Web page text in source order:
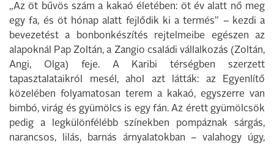
„Az öt bűvös szám a kakaó életében: öt év alatt nő meg
egy fa, és öt hónap alatt fejlődik ki a termés” – kezdi a
bevezetést a bonbonkészítés rejtelmeibe egészen az
alapoknál Pap Zoltán, a Zangio családi vállalkozás (Zoltán,
Angi, Olga) feje. A Karibi térségben szerzett
tapasztalataikról mesél, ahol azt látták: az Egyenlítő
közelében folyamatosan terem a kakaó, egyszerre van
bimbó, virág és gyümölcs is egy fán. Az érett gyümölcsök
pedig a legkülönfélébb színekben pompáznak sárgás,
narancsos, lilás, barnás árnyalatokban – valahogy úgy,